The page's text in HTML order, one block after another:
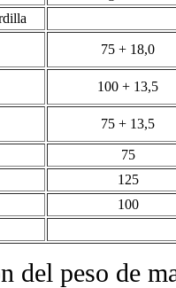
75 + 18,0
100 + 13,5
75 + 13,5
75
125
100
del peso de